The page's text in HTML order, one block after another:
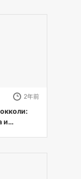
2年前
и